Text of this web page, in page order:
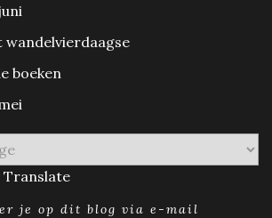
wandelvierdaagse
boeken
Translate
je op dit blog via e-mail